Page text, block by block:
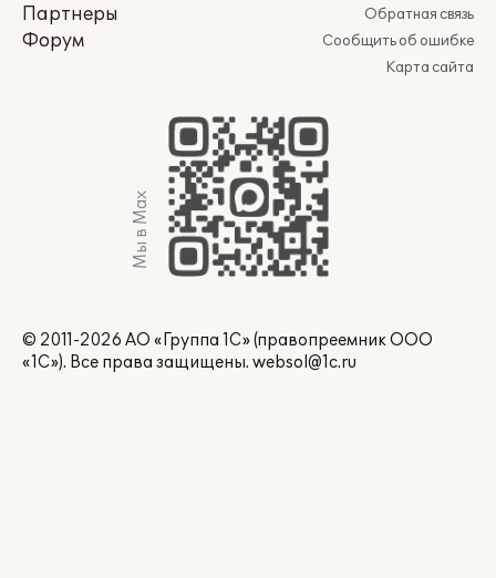
Партнеры
Форум
Обратная связь
Сообщить об ошибке
Карта сайта
Мы в Max
© 2011-2026 АО «Группа 1С» (правопреемник ООО
«1С»). Все права защищены. websol@1c.ru